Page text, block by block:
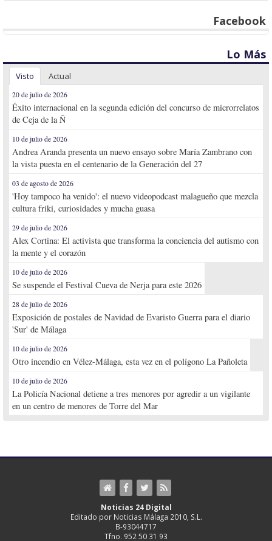
Facebook
Lo Más
Visto Actual
20 de julio de 2026
Éxito internacional en la segunda edición del concurso de microrrelatos
de Ceja de la Ñ
10 de julio de 2026
Andrea Aranda presenta un nuevo ensayo sobre María Zambrano con
la vista puesta en el centenario de la Generación del 27
03 de agosto de 2026
'Hoy tampoco ha venido': el nuevo videopodcast malagueño que mezcla
cultura friki, curiosidades y mucha guasa
29 de julio de 2026
Alex Cortina: El activista que transforma la conciencia del autismo con
la mente y el corazón
10 de julio de 2026
Se suspende el Festival Cueva de Nerja para este 2026
28 de julio de 2026
Exposición de postales de Navidad de Evaristo Guerra para el diario
'Sur' de Málaga
10 de julio de 2026
Otro incendio en Vélez-Málaga, esta vez en el polígono La Pañoleta
10 de julio de 2026
La Policía Nacional detiene a tres menores por agredir a un vigilante
en un centro de menores de Torre del Mar
Noticias 24 Digital
Editado por Noticias Málaga 2010, S.L.
B-93044717
Tfno. 952 50 31 93